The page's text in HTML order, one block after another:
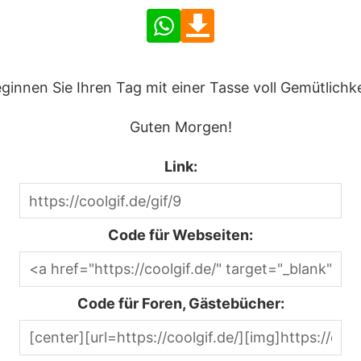
Sie Ihren Tag mit einer Tasse voll
Guten Morgen!
Link:
Code für Webseiten:
Code für Foren, Gästebücher: